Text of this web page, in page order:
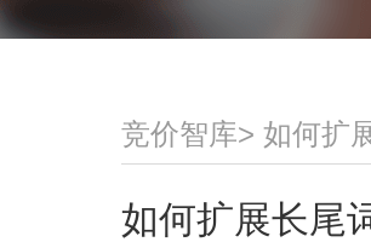
竞价智库> 如何扩
如何扩展长尾